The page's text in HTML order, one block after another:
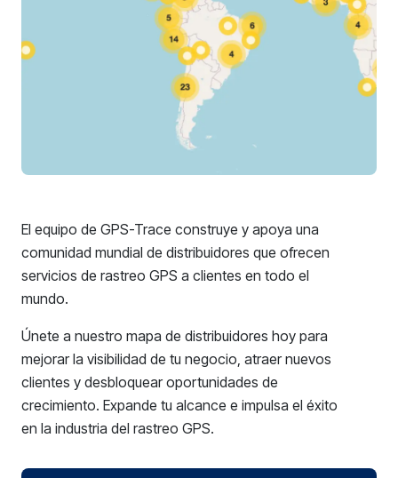
El equipo de GPS-Trace construye y apoya una
comunidad mundial de distribuidores que ofrecen
servicios de rastreo GPS a clientes en todo el
mundo.
Únete a nuestro mapa de distribuidores hoy para
mejorar la visibilidad de tu negocio, atraer nuevos
clientes y desbloquear oportunidades de
crecimiento. Expande tu alcance e impulsa el éxito
en la industria del rastreo GPS.